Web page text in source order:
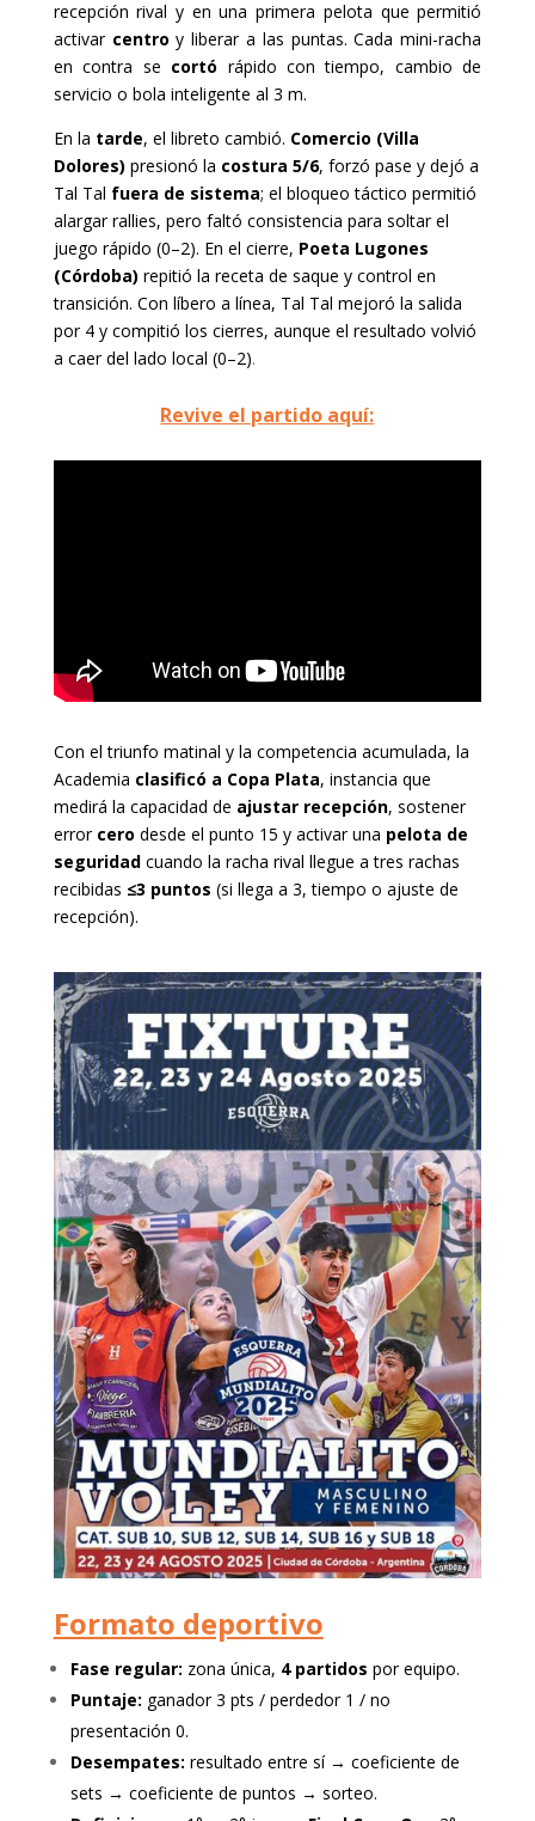
recepción rival y en una primera pelota que permitió
activar centro y liberar a las puntas. Cada mini-racha
en contra se cortó rápido con tiempo, cambio de
servicio o bola inteligente al 3 m.
En la tarde, el libreto cambió. Comercio (Villa
Dolores) presionó la costura 5/6, forzó pase y dejó a
Tal Tal fuera de sistema; el bloqueo táctico permitió
alargar rallies, pero faltó consistencia para soltar el
juego rápido (0–2). En el cierre, Poeta Lugones
(Córdoba) repitió la receta de saque y control en
transición. Con líbero a línea, Tal Tal mejoró la salida
por 4 y compitió los cierres, aunque el resultado volvió
a caer del lado local (0–2).
Revive el partido aquí:
Con el triunfo matinal y la competencia acumulada, la
Academia clasificó a Copa Plata, instancia que
medirá la capacidad de ajustar recepción, sostener
error cero desde el punto 15 y activar una pelota de
seguridadcuando la racha rival llegue a tres rachas
recibidas ≤3 puntos (si llega a 3, tiempo o ajuste de
recepción).
Formato deportivo
Fase regular: zona única, 4 partidos por equipo.
Puntaje: ganador 3 pts / perdedor 1 / no
presentación 0.
Desempates: resultado entre sí → coeficiente de
sets → coeficiente de puntos → sorteo.